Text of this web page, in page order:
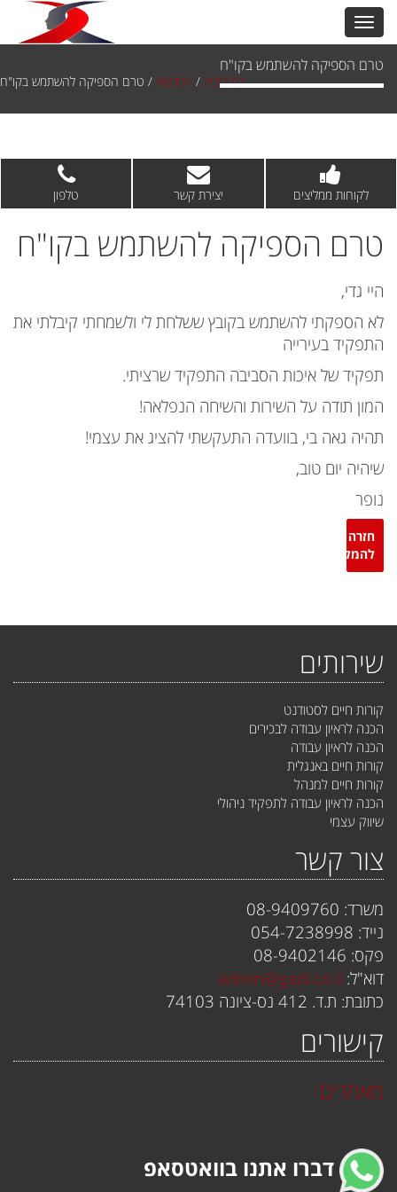
טרם הספיקה להשתמש בקו"ח
דף הבית / המלצות / טרם הספיקה להשתמש בקו"ח
לקוחות ממליצים יצירת קשר טלפון
טרם הספיקה להשתמש בקו"ח
היי גדי,
לא הספקתי להשתמש בקובץ ששלחת לי ולשמחתי קיבלתי את
התפקיד בעירייה
תפקיד של איכות הסביבה התפקיד שרציתי.
המון תודה על השירות והשיחה הנפלאה!
תהיה גאה בי, בוועדה התעקשתי להציג את עצמי!
שיהיה יום טוב,
נופר
חזרה
להמלצות
שירותים
קורות חיים לסטודנט
הכנה לראיון עבודה לבכירים
הכנה לראיון עבודה
קורות חיים באנגלית
קורות חיים למנהל
הכנה לראיון עבודה לתפקיד ניהולי
שיווק עצמי
צור קשר
משרד: 08-9409760
נייד: 054-7238998
פקס: 08-9402146
דוא"ל: admin@gadi.co.il
כתובת: ת.ד. 412 נס-ציונה 74103
קישורים
מאמרים
דברו אתנו בוואטסאפ